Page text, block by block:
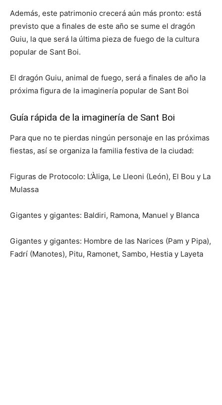
Además, este patrimonio crecerá aún más pronto: está
previsto que a finales de este año se sume el dragón
Guiu, la que será la última pieza de fuego de la cultura
popular de Sant Boi.
El dragón Guiu, animal de fuego, será a finales de año la
próxima figura de la imaginería popular de Sant Boi
Guía rápida de la imaginería de Sant Boi
Para que no te pierdas ningún personaje en las próximas
fiestas, así se organiza la familia festiva de la ciudad:
Figuras de Protocolo: L’Àliga, Le Lleoni (León), El Bou y La
Mulassa
Gigantes y gigantes: Baldiri, Ramona, Manuel y Blanca
Gigantes y gigantes: Hombre de las Narices (Pam y Pipa),
Fadrí (Manotes), Pitu, Ramonet, Sambo, Hestia y Layeta